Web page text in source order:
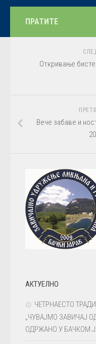
ПРАТИТЕ
Откривање
Вече забаве и
АКТУЕЛНО
ЧЕТРНАЕСТО
„ЧУВАЈМО ЗАВИЧАЈ
ОДРЖАНО У БАЧКОМ